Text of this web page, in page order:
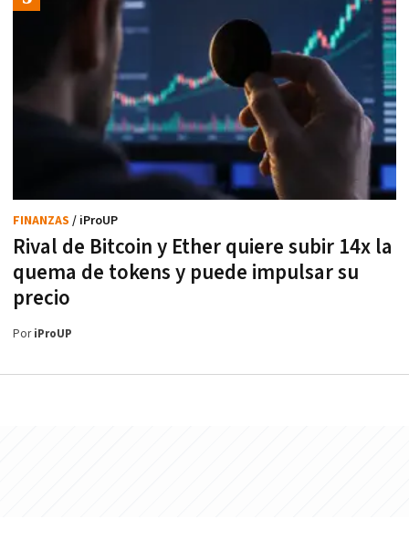
Rival de Bitcoin y Ether quiere subir 14x la
quema de tokens y puede impulsar su
precio
FINANZAS / iProUP
PoriProUP